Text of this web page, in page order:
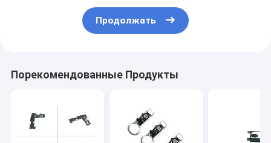
Продолжать
Порекомендованные Продукты